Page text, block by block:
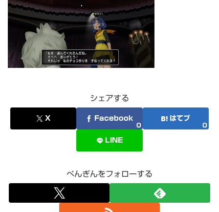
シェアする
X Facebook
0
はてブ
0
LINE
ぺんぎんをフォローする